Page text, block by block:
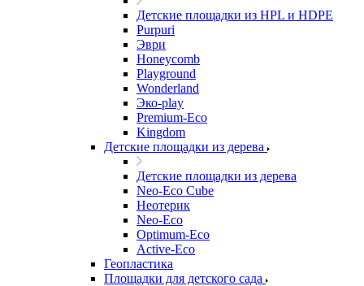
Детские площадки из HPL и HDPE
Purpuri
Эври
Honeycomb
Playground
Wonderland
Эко-play
Premium-Eco
Kingdom
Детские площадки из дерева
Детские площадки из дерева
Neo-Eco Cube
Неотерик
Neo-Eco
Оptimum-Еco
Active-Eco
Геопластика
Площадки для детского сада